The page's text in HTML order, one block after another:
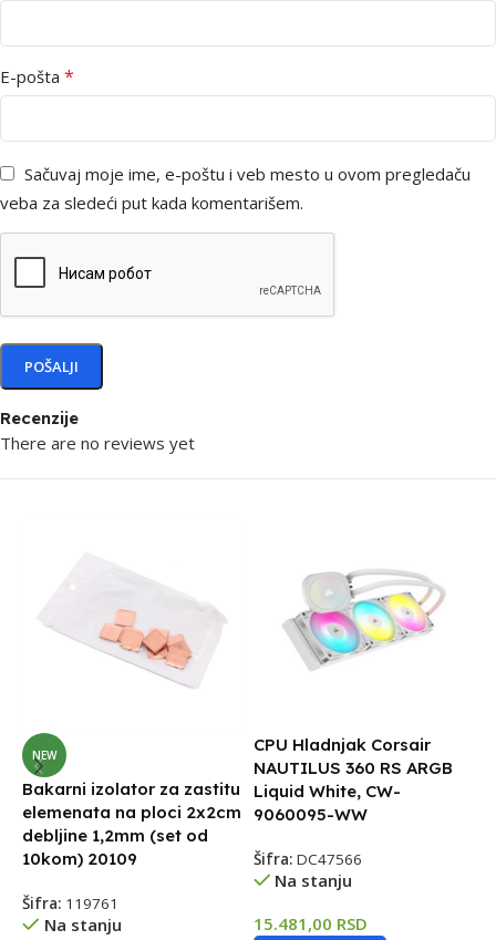
Recenzije
There are no reviews yet
E-pošta *
Sačuvaj moje ime, e-poštu i veb mesto u ovom pregledaču
veba za sledeći put kada komentarišem.
NEW
Bakarni izolator za zastitu
elemenata na ploci 2x2cm
debljine 1,2mm (set od
10kom) 20109
Šifra: 119761
Na stanju
CPU Hladnjak Corsair
NAUTILUS 360 RS ARGB
Liquid White, CW-
9060095-WW
Šifra: DC47566
Na stanju
15.481,00 RSD